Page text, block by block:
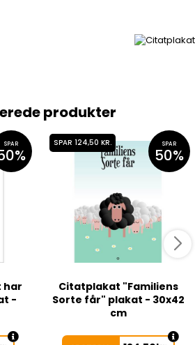
produkter
SPAR
har
-
SPAR 124,50 KR. SPAR
50%
Citatplakat "Familiens
Sorte får" plakat - 30x42
cm